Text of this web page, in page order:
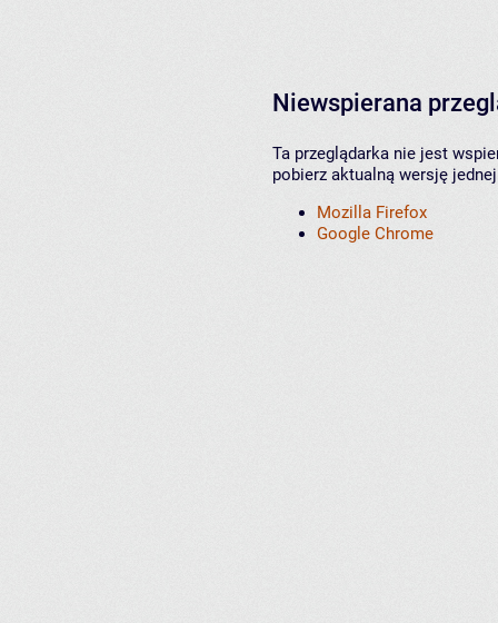
Niewspierana
Ta przeglądarka nie jest
pobierz aktualną wersję
Mozilla Firefox
Google Chrome